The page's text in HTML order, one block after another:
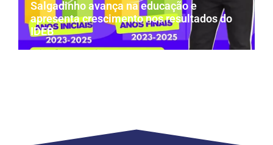
Salgadinho avança na educação e
apresenta crescimento nos resultados do
IDEB